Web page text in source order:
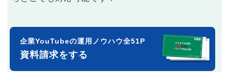
企業YouTubeの運用ノウハウ全51P
資料請求をする